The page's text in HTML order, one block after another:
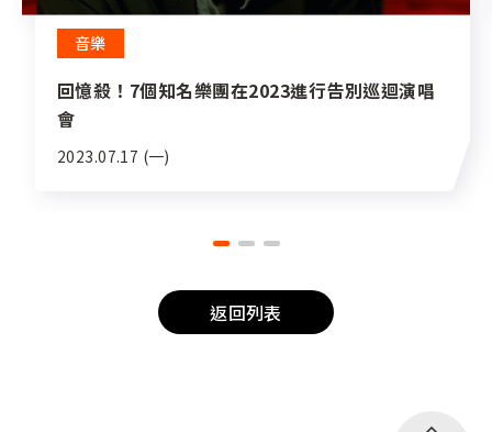
音樂
回憶殺！7個知名樂團在2023進行告別巡迴演唱
會
2023.07.17 (一)
返回列表